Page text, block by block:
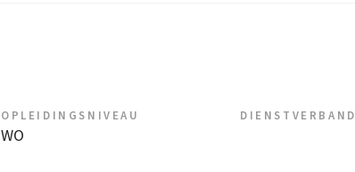
OPLEIDINGSNIVEAU
WO
DIENSTVERBAND